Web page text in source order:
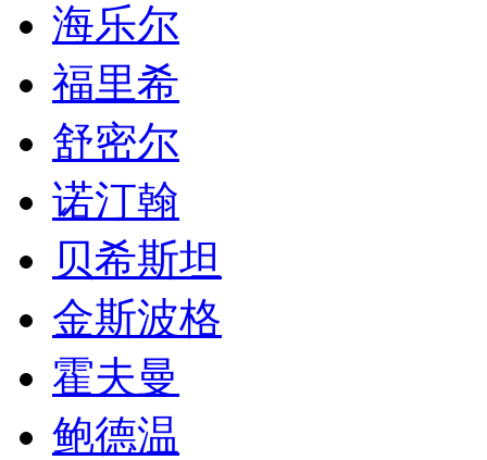
海乐尔
福里希
舒密尔
诺汀翰
贝希斯坦
金斯波格
霍夫曼
鲍德温